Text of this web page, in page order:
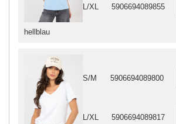
S/M 5906694089800
L/XL 5906694089817
hellblau
L/XL 5906694089855